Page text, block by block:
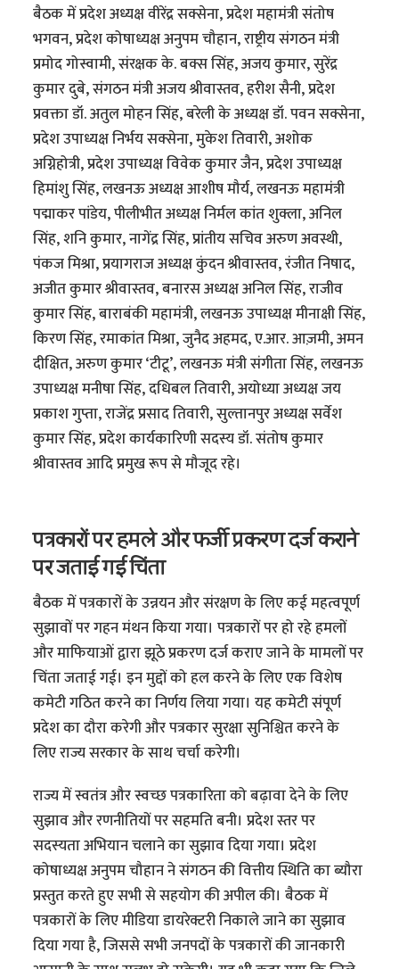
बैठक में प्रदेश अध्यक्ष वीरेंद्र सक्सेना, प्रदेश महामंत्री संतोष
भगवन, प्रदेश कोषाध्यक्ष अनुपम चौहान, राष्ट्रीय संगठन मंत्री
प्रमोद गोस्वामी, संरक्षक के. बक्स सिंह, अजय कुमार, सुरेंद्र
कुमार दुबे, संगठन मंत्री अजय श्रीवास्तव, हरीश सैनी, प्रदेश
प्रवक्ता डॉ. अतुल मोहन सिंह, बरेली के अध्यक्ष डॉ. पवन सक्सेना,
प्रदेश उपाध्यक्ष निर्भय सक्सेना, मुकेश तिवारी, अशोक
अग्निहोत्री, प्रदेश उपाध्यक्ष विवेक कुमार जैन, प्रदेश उपाध्यक्ष
हिमांशु सिंह, लखनऊ अध्यक्ष आशीष मौर्य, लखनऊ महामंत्री
पद्माकर पांडेय, पीलीभीत अध्यक्ष निर्मल कांत शुक्ला, अनिल
सिंह, शनि कुमार, नागेंद्र सिंह, प्रांतीय सचिव अरुण अवस्थी,
पंकज मिश्रा, प्रयागराज अध्यक्ष कुंदन श्रीवास्तव, रंजीत निषाद,
अजीत कुमार श्रीवास्तव, बनारस अध्यक्ष अनिल सिंह, राजीव
कुमार सिंह, बाराबंकी महामंत्री, लखनऊ उपाध्यक्ष मीनाक्षी सिंह,
किरण सिंह, रमाकांत मिश्रा, जुनैद अहमद, ए.आर. आज़मी, अमन
दीक्षित, अरुण कुमार ‘टीटू’, लखनऊ मंत्री संगीता सिंह, लखनऊ
उपाध्यक्ष मनीषा सिंह, दधिबल तिवारी, अयोध्या अध्यक्ष जय
प्रकाश गुप्ता, राजेंद्र प्रसाद तिवारी, सुल्तानपुर अध्यक्ष सर्वेश
कुमार सिंह, प्रदेश कार्यकारिणी सदस्य डॉ. संतोष कुमार
श्रीवास्तव आदि प्रमुख रूप से मौजूद रहे।
पत्रकारों पर हमले और फर्जी प्रकरण दर्ज कराने
पर जताई गई चिंता
बैठक में पत्रकारों के उन्नयन और संरक्षण के लिए कई महत्वपूर्ण
सुझावों पर गहन मंथन किया गया। पत्रकारों पर हो रहे हमलों
और माफियाओं द्वारा झूठे प्रकरण दर्ज कराए जाने के मामलों पर
चिंता जताई गई। इन मुद्दों को हल करने के लिए एक विशेष
कमेटी गठित करने का निर्णय लिया गया। यह कमेटी संपूर्ण
प्रदेश का दौरा करेगी और पत्रकार सुरक्षा सुनिश्चित करने के
लिए राज्य सरकार के साथ चर्चा करेगी।
राज्य में स्वतंत्र और स्वच्छ पत्रकारिता को बढ़ावा देने के लिए
सुझाव और रणनीतियों पर सहमति बनी। प्रदेश स्तर पर
सदस्यता अभियान चलाने का सुझाव दिया गया। प्रदेश
कोषाध्यक्ष अनुपम चौहान ने संगठन की वित्तीय स्थिति का ब्यौरा
प्रस्तुत करते हुए सभी से सहयोग की अपील की। बैठक में
पत्रकारों के लिए मीडिया डायरेक्टरी निकाले जाने का सुझाव
दिया गया है, जिससे सभी जनपदों के पत्रकारों की जानकारी